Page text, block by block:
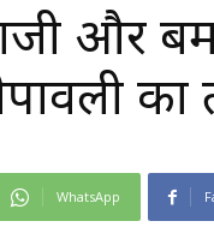
और
का
WhatsApp